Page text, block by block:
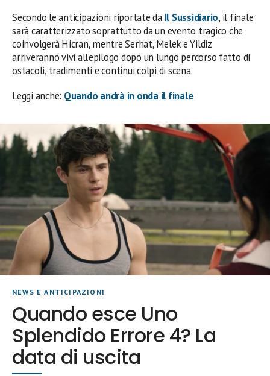
Secondo le anticipazioni riportate da Il Sussidiario, il finale
sarà caratterizzato soprattutto da un evento tragico che
coinvolgerà Hicran, mentre Serhat, Melek e Yildiz
arriveranno vivi all’epilogo dopo un lungo percorso fatto di
ostacoli, tradimenti e continui colpi di scena.
Leggi anche: Quando andrà in onda il finale
NEWS E ANTICIPAZIONI
Quando esce Uno
Splendido Errore 4? La
data di uscita